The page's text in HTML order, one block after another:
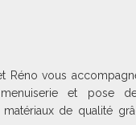
Réno vous
et pose
de qualité